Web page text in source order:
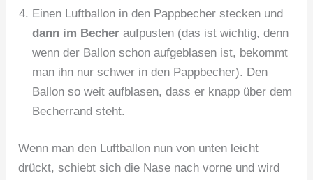
Einen Luftballon in den Pappbecher stecken und
dann im Becher aufpusten (das ist wichtig, denn
wenn der Ballon schon aufgeblasen ist, bekommt
man ihn nur schwer in den Pappbecher). Den
Ballon so weit aufblasen, dass er knapp über dem
Becherrand steht.
Wenn man den Luftballon nun von unten leicht
drückt, schiebt sich die Nase nach vorne und wird